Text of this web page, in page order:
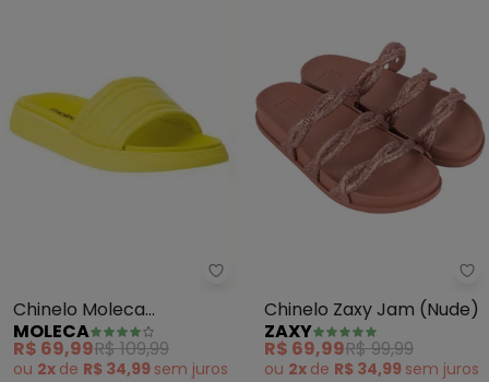
Moleca - Chinelo Moleca
Chinelo Moleca
(Amarelo) em Sintético
MOLECA
R$ 69,99R$ 109,99
ou 2x de R$ 34,99 sem juros
Chinelo Zaxy Jam (Nude)
ZAXY
R$ 69,99R$ 99,99
ou 2x de R$ 34,99 sem juros